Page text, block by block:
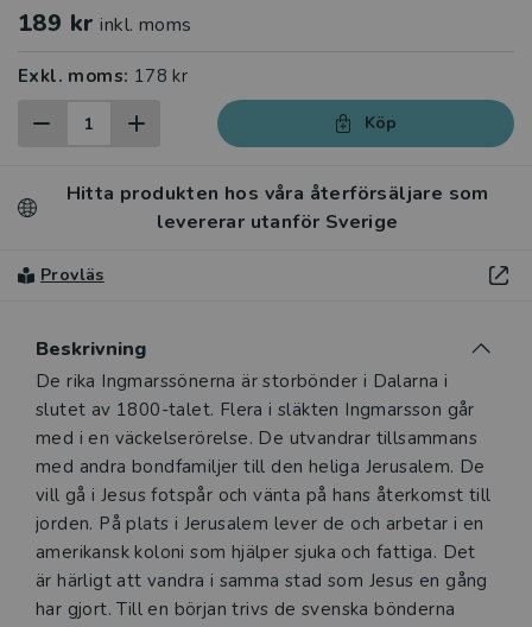
189 kr inkl. moms
Exkl. moms: 178 kr
Köp
Hitta produkten hos våra återförsäljare som
levererar utanför Sverige
Provläs
Beskrivning
Beskrivning
De rika Ingmarssönerna är storbönder i Dalarna i
slutet av 1800-talet. Flera i släkten Ingmarsson går
med i en väckelserörelse. De utvandrar tillsammans
med andra bondfamiljer till den heliga Jerusalem. De
vill gå i Jesus fotspår och vänta på hans återkomst till
jorden. På plats i Jerusalem lever de och arbetar i en
amerikansk koloni som hjälper sjuka och fattiga. Det
är härligt att vandra i samma stad som Jesus en gång
har gjort. Till en början trivs de svenska bönderna